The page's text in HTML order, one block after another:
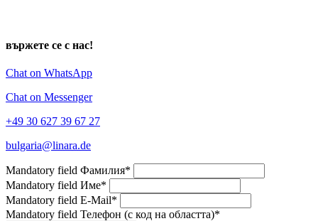
вържете се с нас!
Chat on WhatsApp
Chat on Messenger
+49 30 627 39 67 27
bulgaria@linara.de
Mandatory field Фамилия*
Mandatory field Име*
Mandatory field E-Mail*
Mandatory field Телефон (с код на областта)*